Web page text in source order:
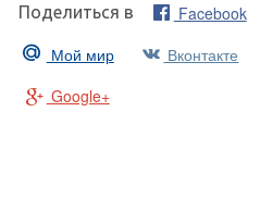
Поделиться в Facebook
Мой мир
Вконтакте
Google+